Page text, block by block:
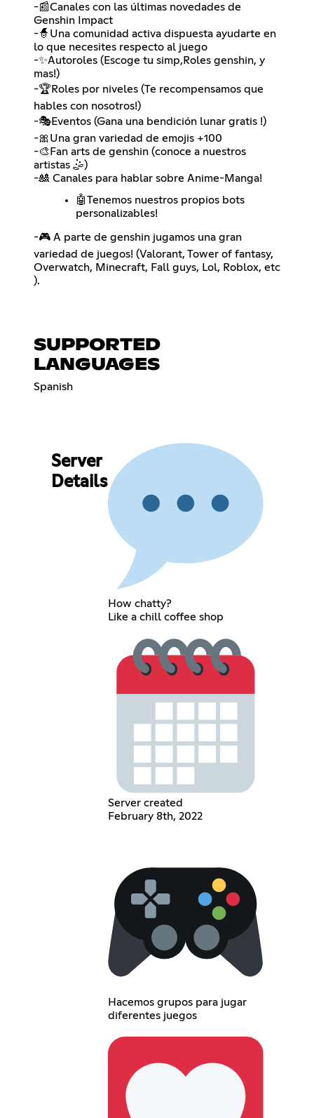
-📰Canales con las últimas novedades de
Genshin Impact
-🧙Una comunidad activa dispuesta ayudarte en
lo que necesites respecto al juego
-✨Autoroles (Escoge tu simp,Roles genshin, y
mas!)
-🏆Roles por niveles (Te recompensamos que
hables con nosotros!)
-🎭Eventos (Gana una bendición lunar gratis !)
-🎀Una gran variedad de emojis +100
-🎨Fan arts de genshin (conoce a nuestros
artistas 🤹)
-🎎 Canales para hablar sobre Anime-Manga!
🤖Tenemos nuestros propios bots
personalizables!
-🎮 A parte de genshin jugamos una gran
variedad de juegos! (Valorant, Tower of fantasy,
Overwatch, Minecraft, Fall guys, Lol, Roblox, etc
).
SUPPORTED
LANGUAGES
Spanish
Server
Details
How chatty?
Like a chill coffee shop
Server created
February 8th, 2022
Hacemos grupos para jugar
diferentes juegos